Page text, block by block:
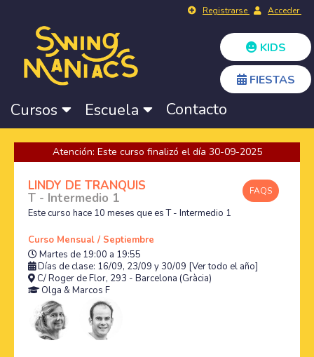
Registrarse Acceder
KIDS
FIESTAS
Cursos Escuela Contacto
Atención: Este curso finalizó el día 30-09-2025
FAQS
LINDY DE TRANQUIS
T - Intermedio 1
Este curso hace 10 meses que es T - Intermedio 1
Curso Mensual / Septiembre
Martes de 19:00 a 19:55
Días de clase: 16/09, 23/09 y 30/09 [Ver todo el año]
C/ Roger de Flor, 293 - Barcelona (Gràcia)
Olga & Marcos F